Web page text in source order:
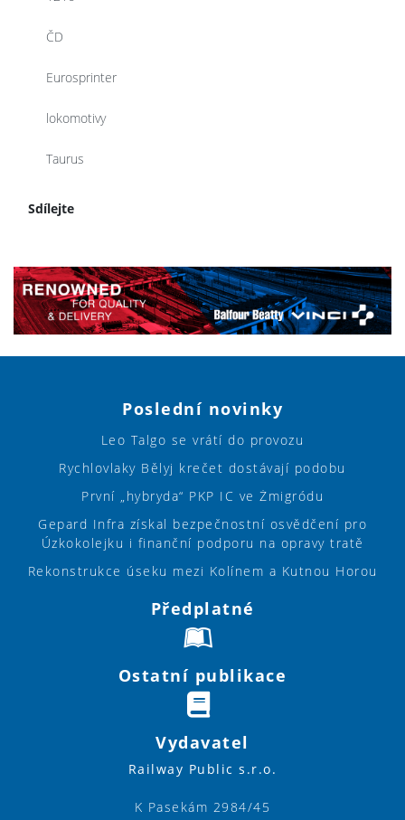
ČD
Eurosprinter
lokomotivy
Taurus
Sdílejte
Poslední novinky
Leo Talgo se vrátí do provozu
Rychlovlaky Bělyj krečet dostávají podobu
První „hybryda“ PKP IC ve Żmigródu
Gepard Infra získal bezpečnostní osvědčení pro
Úzkokolejku i finanční podporu na opravy tratě
Rekonstrukce úseku mezi Kolínem a Kutnou Horou
Předplatné
Ostatní publikace
Vydavatel
Railway Public s.r.o.
K Pasekám 2984/45